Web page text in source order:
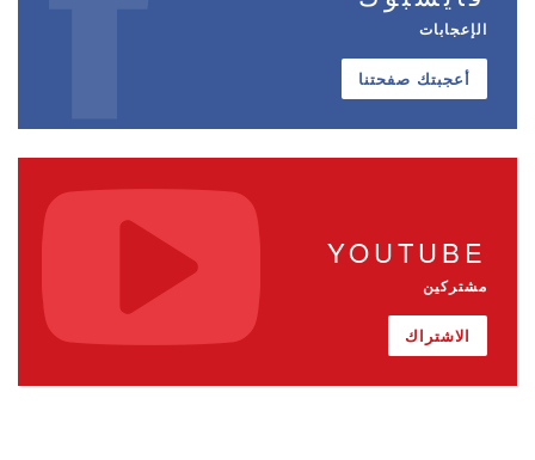
الإعجابات
أعجبتك صفحتنا
YOUTUBE
مشتركين
الاشتراك